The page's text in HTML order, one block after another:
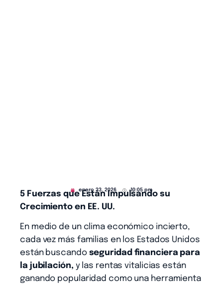
enero 23, 2026 10:05 pm
5 Fuerzas que Están Impulsando su
Crecimiento en EE. UU.
En medio de un clima económico incierto,
cada vez más familias en los Estados Unidos
están buscando seguridad financiera para
la jubilación, y las rentas vitalicias están
ganando popularidad como una herramienta